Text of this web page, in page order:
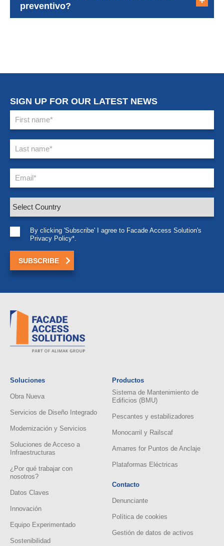
preventivo?
SIGN UP FOR OUR LATEST NEWS
By clicking 'Subscribe' I agree to Facade Access Solution's
Privacy Policy*.
Soluciones
Obra Nueva
Servicios de Diseño Integrado
Modernización y Servicios
Soluciones de Acceso a
Infraestructuras
¿Por qué trabajar con
nosotros?
Datos Claves
Innovación
Equipo Experimentado
Sostenibilidad
Productos
Sistema de Mantenimiento de
Edificios (BMU)
Pescantes y estabilizadores
Monocarril y Railscaf
Amarres for Puntos de Anclaje
Plataformas Eléctricas
Contacto
Denunciante
Política de cookies
Gestión de datos de activos